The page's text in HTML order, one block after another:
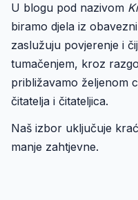
U blogu pod nazivom
biramo djela iz
zaslužuju povjerenje i
tumačenjem, kroz
približavamo željenom
čitatelja i čitateljica.
Naš izbor uključuje
manje zahtjevne.